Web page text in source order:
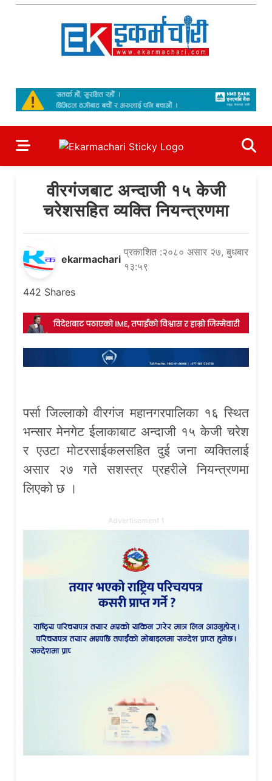
Skip
वीरगंजबाट अन्दाजी १५ केजी
चरेशसहित व्यक्ति नियन्त्रणमा
ekarmachari
प्रकाशित :२०८० असार २७, बुधबार
१३:५९
442 Shares
पर्सा जिल्लाको वीरगंज महानगरपालिका १६ स्थित
भन्सार मेनगेट ईलाकाबाट अन्दाजी १५ केजी चरेश
र एउटा मोटरसाईकलसहित दुई जना व्यक्तिलाई
असार २७ गते सशस्त्र प्रहरीले नियन्त्रणमा
लिएको छ ।
Advertisement 1